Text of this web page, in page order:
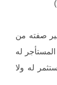
صفته من
له
له ولا